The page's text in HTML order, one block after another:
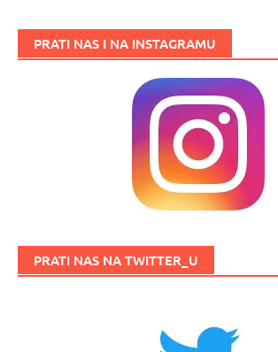
PRATI NAS I NA INSTAGRAMU
PRATI NAS NA TWITTER_U